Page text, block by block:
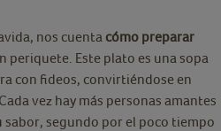
nos cuenta cómo preparar
periquete. Este plato es una sopa
con fideos, convirtiéndose en
vez hay más personas amantes
sabor, segundo por el poco tiempo